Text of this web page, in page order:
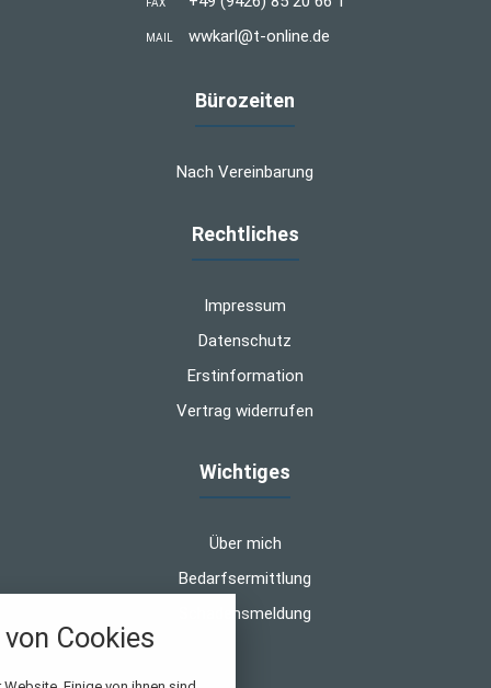
MAIL wwkarl@t-online.de
Bürozeiten
Nach Vereinbarung
Rechtliches
Impressum
Datenschutz
Erstinformation
Vertrag widerrufen
Wichtiges
Über mich
Bedarfsermittlung
Schadensmeldung
Cookies